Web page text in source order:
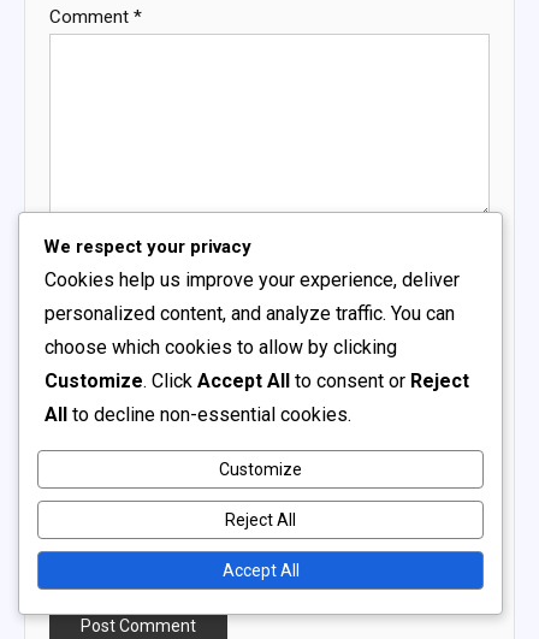
Comment *
Name*
Website
Save my name, email, and website in this browser for
the next time I comment.
We respect your privacy
Cookies help us improve your experience, deliver
personalized content, and analyze traffic. You can
choose which cookies to allow by clicking
Customize. Click Accept All to consent or Reject
All to decline non-essential cookies.
Customize
Reject All
Accept All